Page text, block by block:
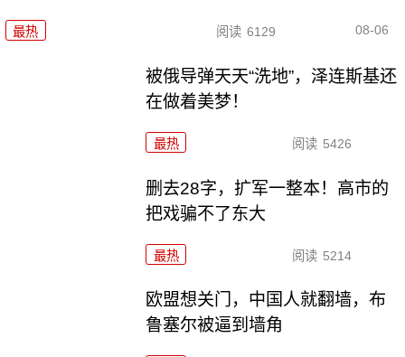
最热 阅读 6129 08-06
被俄导弹天天“洗地”，泽连斯基还
在做着美梦！
最热 阅读 5426
删去28字，扩军一整本！高市的
把戏骗不了东大
最热 阅读 5214
欧盟想关门，中国人就翻墙，布
鲁塞尔被逼到墙角